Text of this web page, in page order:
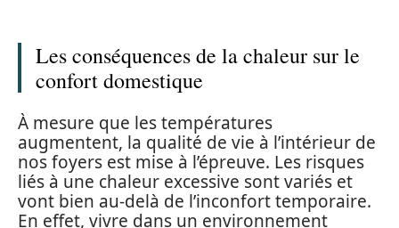
Les conséquences de la chaleur sur le
confort domestique
À mesure que les températures
augmentent, la qualité de vie à l’intérieur de
nos foyers est mise à l’épreuve. Les risques
liés à une chaleur excessive sont variés et
vont bien au-delà de l’inconfort temporaire.
En effet, vivre dans un environnement